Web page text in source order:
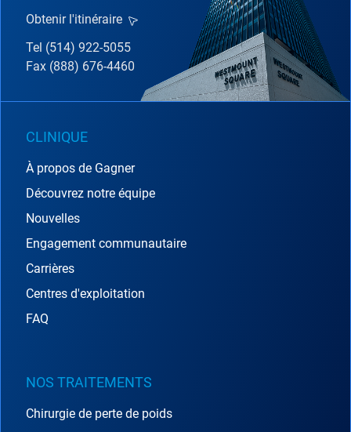
Obtenir l'itinéraire
Tel (514) 922-5055
Fax (888) 676-4460
CLINIQUE
À propos de Gagner
Découvrez notre équipe
Nouvelles
Engagement communautaire
Carrières
Centres d'exploitation
FAQ
NOS TRAITEMENTS
Chirurgie de perte de poids